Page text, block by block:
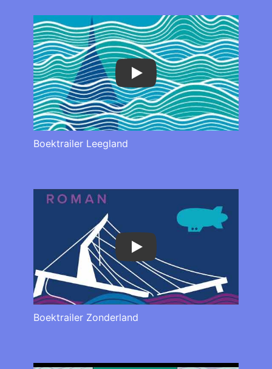
Play
Boektrailer Leegland
Play
Boektrailer Zonderland